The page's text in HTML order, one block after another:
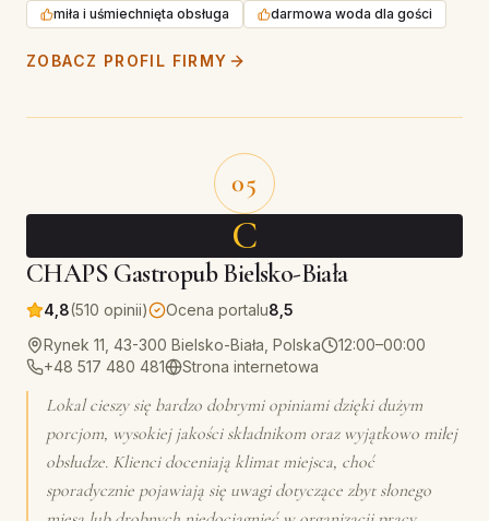
miła i uśmiechnięta obsługa
darmowa woda dla gości
ZOBACZ PROFIL FIRMY
05
C
CHAPS Gastropub Bielsko-Biała
4,8(510 opinii) Ocena portalu8,5
Rynek 11, 43-300 Bielsko-Biała, Polska
12:00–00:00
+48 517 480 481
Strona internetowa
Lokal cieszy się bardzo dobrymi opiniami dzięki dużym
porcjom, wysokiej jakości składnikom oraz wyjątkowo miłej
obsłudze. Klienci doceniają klimat miejsca, choć
sporadycznie pojawiają się uwagi dotyczące zbyt słonego